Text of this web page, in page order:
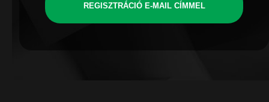
REGISZTRÁCIÓ E-MAIL CÍMMEL